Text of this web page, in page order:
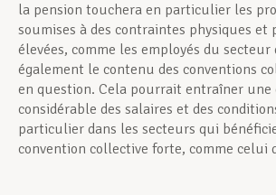
la pension touchera en particulier les
soumises à des contraintes physiques et
élevées, comme les employés du secteur
également le contenu des conventions
en question. Cela pourrait entraîner une
considérable des salaires et des
particulier dans les secteurs qui
convention collective forte, comme celui